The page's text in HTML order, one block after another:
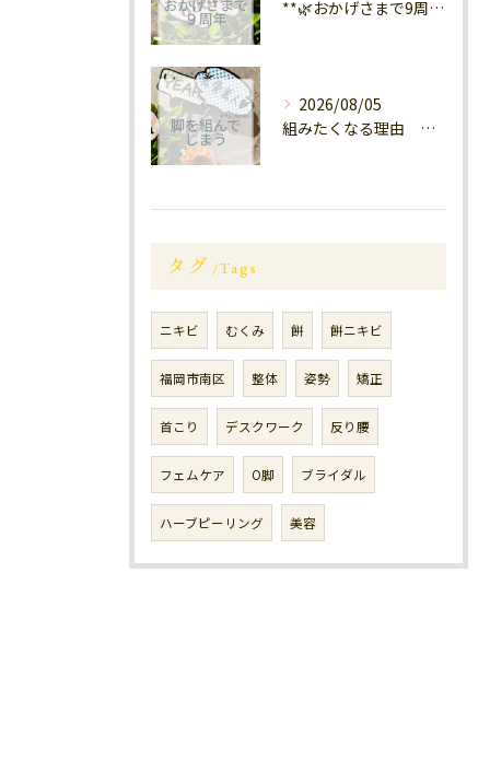
**🌿おかげさまで9周年🌿** 大橋
2026/08/05
組みたくなる理由 福岡大橋南
タグ Tags
ニキビ むくみ 餅 餅ニキビ
福岡市南区 整体 姿勢 矯正
首こり デスクワーク 反り腰
フェムケア O脚 ブライダル
ハーブピーリング 美容